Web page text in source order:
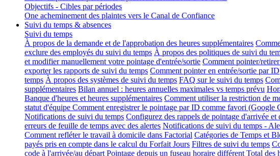
Objectifs - Cibles par périodes
One acheminement des plaintes vers le Canal de Confiance
Suivi du temps & absences
Suivi du temps
À propos de la demande et de l'approbation des heures supplémentaires
exclure des employés du suivi du temps À propos des politiques de suivi du
et modifier manuellement votre pointage d'entrée/sortie Comment pointer/
exporter les rapports de suivi du temps Comment pointer en entrée/sortie par ID
temps À propos des systèmes de suivi du temps FAQ sur le suivi du temps
supplémentaires Bilan annuel : heures annuelles maximales vs temps prévu
Banque d'heures et heures supplémentaires Comment utiliser la restriction de
statut d'équipe Comment enregistrer le pointage par ID comme favori (Google
Notifications de suivi du temps Configurez des rappels de pointage d'arrivée
erreurs de feuille de temps avec des alertes Notifications de suivi du temps -
Comment refléter le travail à domicile dans Factorial Catégories de Temps et
payés pris en compte dans le calcul du Forfait Jours Filtres de suivi du temps
code à l'arrivée/au départ Pointage depuis un fuseau horaire différent Total des